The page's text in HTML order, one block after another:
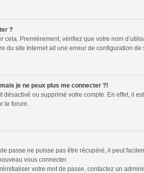
?
Premièrement, vérifiez que votre nom
du site Internet ait une erreur de configuration de
je ne peux plus me connecter ?!
désactivé ou supprimé votre compte. En effet,
le forum.
passe ne puisse pas être récupéré, il peut
vous connecter.
votre mot de passe, contactez un